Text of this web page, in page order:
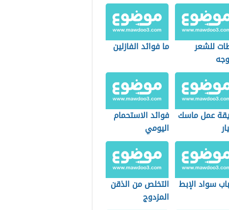
للشعر
ما فوائد الفازلين
عمل ماسك
فوائد الاستحمام
اليومي
سواد الإبط
التخلص من الذقن
المزدوج